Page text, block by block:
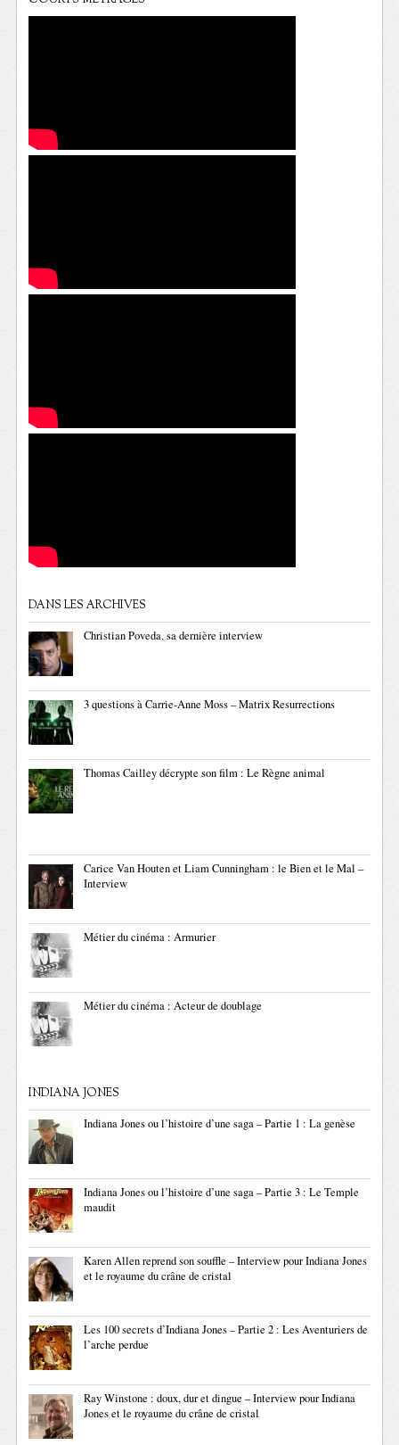
DANS LES ARCHIVES
Christian Poveda, sa dernière interview
3 questions à Carrie-Anne Moss – Matrix Resurrections
Thomas Cailley décrypte son film : Le Règne animal
Carice Van Houten et Liam Cunningham : le Bien et le Mal –
Interview
Métier du cinéma : Armurier
Métier du cinéma : Acteur de doublage
INDIANA JONES
Indiana Jones ou l’histoire d’une saga – Partie 1 : La genèse
Indiana Jones ou l’histoire d’une saga – Partie 3 : Le Temple
maudit
Karen Allen reprend son souffle – Interview pour Indiana Jones
et le royaume du crâne de cristal
Les 100 secrets d’Indiana Jones – Partie 2 : Les Aventuriers de
l’arche perdue
Ray Winstone : doux, dur et dingue – Interview pour Indiana
Jones et le royaume du crâne de cristal